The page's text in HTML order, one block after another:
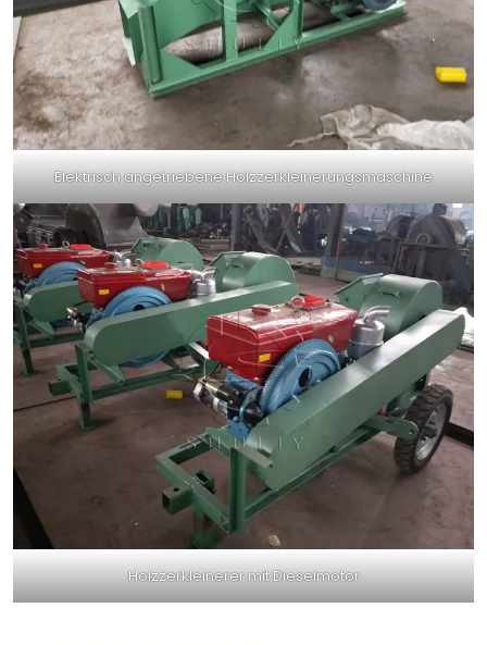
Elektrisch angetriebene Holzzerkleinerungsmaschine
Holzzerkleinerer mit Dieselmotor